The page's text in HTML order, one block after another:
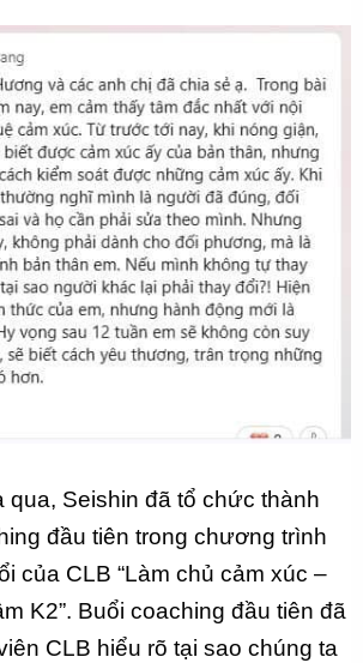
qua, Seishin đã tổ chức thành
đầu tiên trong chương trình
của CLB “Làm chủ cảm xúc –
K2”. Buổi coaching đầu tiên đã
CLB hiểu rõ tại sao chúng ta